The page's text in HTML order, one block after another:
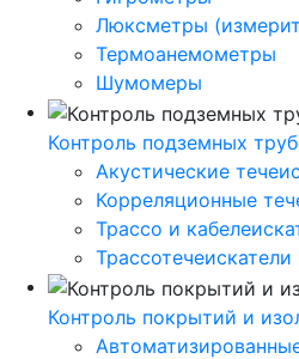
Люксметры
Термоанемометры
Шумомеры
Контроль подземных
Акустические
Корреляционные
Трассо и
Трассотечеискатели
Контроль покрытий и